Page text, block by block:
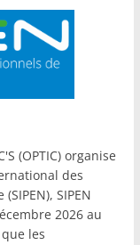
(OPTIC) organise
des
SIPEN
2026 au
les